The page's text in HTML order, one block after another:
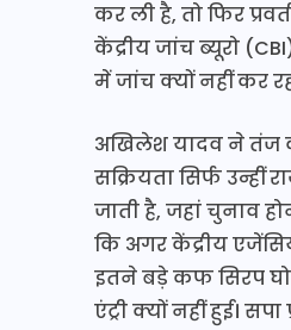
कर ली है, तो फिर
केंद्रीय जांच ब्यूरो
में जांच क्यों नहीं कर
अखिलेश यादव ने तंज
सक्रियता सिर्फ उन्हीं
जाती है, जहां चुनाव
कि अगर केंद्रीय
इतने बड़े कफ सिरप
एंट्री क्यों नहीं हुई।